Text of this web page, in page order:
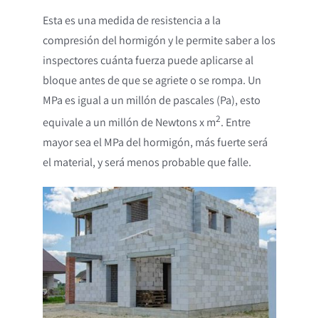
Esta es una medida de resistencia a la
compresión del hormigón y le permite saber a los
inspectores cuánta fuerza puede aplicarse al
bloque antes de que se agriete o se rompa. Un
MPa es igual a un millón de pascales (Pa), esto
equivale a un millón de Newtons x m2. Entre
mayor sea el MPa del hormigón, más fuerte será
el material, y será menos probable que falle.